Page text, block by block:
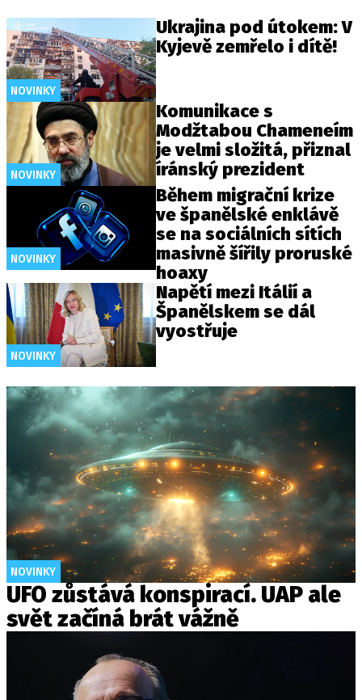
NOVINKY
Ukrajina pod útokem: V
Kyjevě zemřelo i dítě!
NOVINKY
Komunikace s
Modžtabou Chameneím
je velmi složitá, přiznal
íránský prezident
NOVINKY
Během migrační krize
ve španělské enklávě
se na sociálních sítích
masivně šířily proruské
hoaxy
NOVINKY
Napětí mezi Itálií a
Španělskem se dál
vyostřuje
NOVINKY
UFO zůstává konspirací. UAP ale
svět začíná brát vážně